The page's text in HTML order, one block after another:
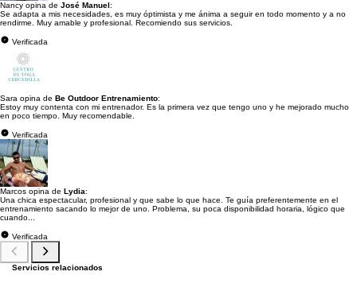
Nancy opina de José Manuel:
Se adapta a mis necesidades, es muy óptimista y me ánima a seguir en todo momento y a no
rendirme. Muy amable y profesional. Recomiendo sus servicios.
Verificada
Sara opina de Be Outdoor Entrenamiento:
Estoy muy contenta con mi entrenador. Es la primera vez que tengo uno y he mejorado mucho
en poco tiempo. Muy recomendable.
Verificada
Marcos opina de Lydia:
Una chica espectacular, profesional y que sabe lo que hace. Te guía preferentemente en el
entrenamiento sacando lo mejor de uno. Problema, su poca disponibilidad horaria, lógico que
cuando...
Verificada
Servicios relacionados